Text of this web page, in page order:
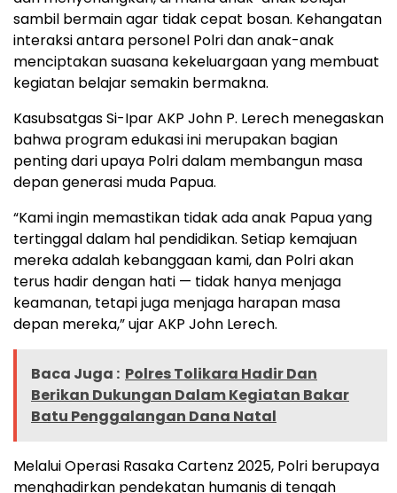
sambil bermain agar tidak cepat bosan. Kehangatan
interaksi antara personel Polri dan anak-anak
menciptakan suasana kekeluargaan yang membuat
kegiatan belajar semakin bermakna.
Kasubsatgas Si-Ipar AKP John P. Lerech menegaskan
bahwa program edukasi ini merupakan bagian
penting dari upaya Polri dalam membangun masa
depan generasi muda Papua.
“Kami ingin memastikan tidak ada anak Papua yang
tertinggal dalam hal pendidikan. Setiap kemajuan
mereka adalah kebanggaan kami, dan Polri akan
terus hadir dengan hati — tidak hanya menjaga
keamanan, tetapi juga menjaga harapan masa
depan mereka,” ujar AKP John Lerech.
Baca Juga : Polres Tolikara Hadir Dan
Berikan Dukungan Dalam Kegiatan Bakar
Batu Penggalangan Dana Natal
Melalui Operasi Rasaka Cartenz 2025, Polri berupaya
menghadirkan pendekatan humanis di tengah